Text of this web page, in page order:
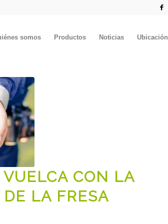
somos Productos Noticias Ubicación
CON LA
LA FRESA